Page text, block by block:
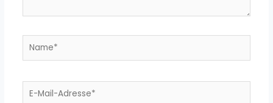
Name*
E-